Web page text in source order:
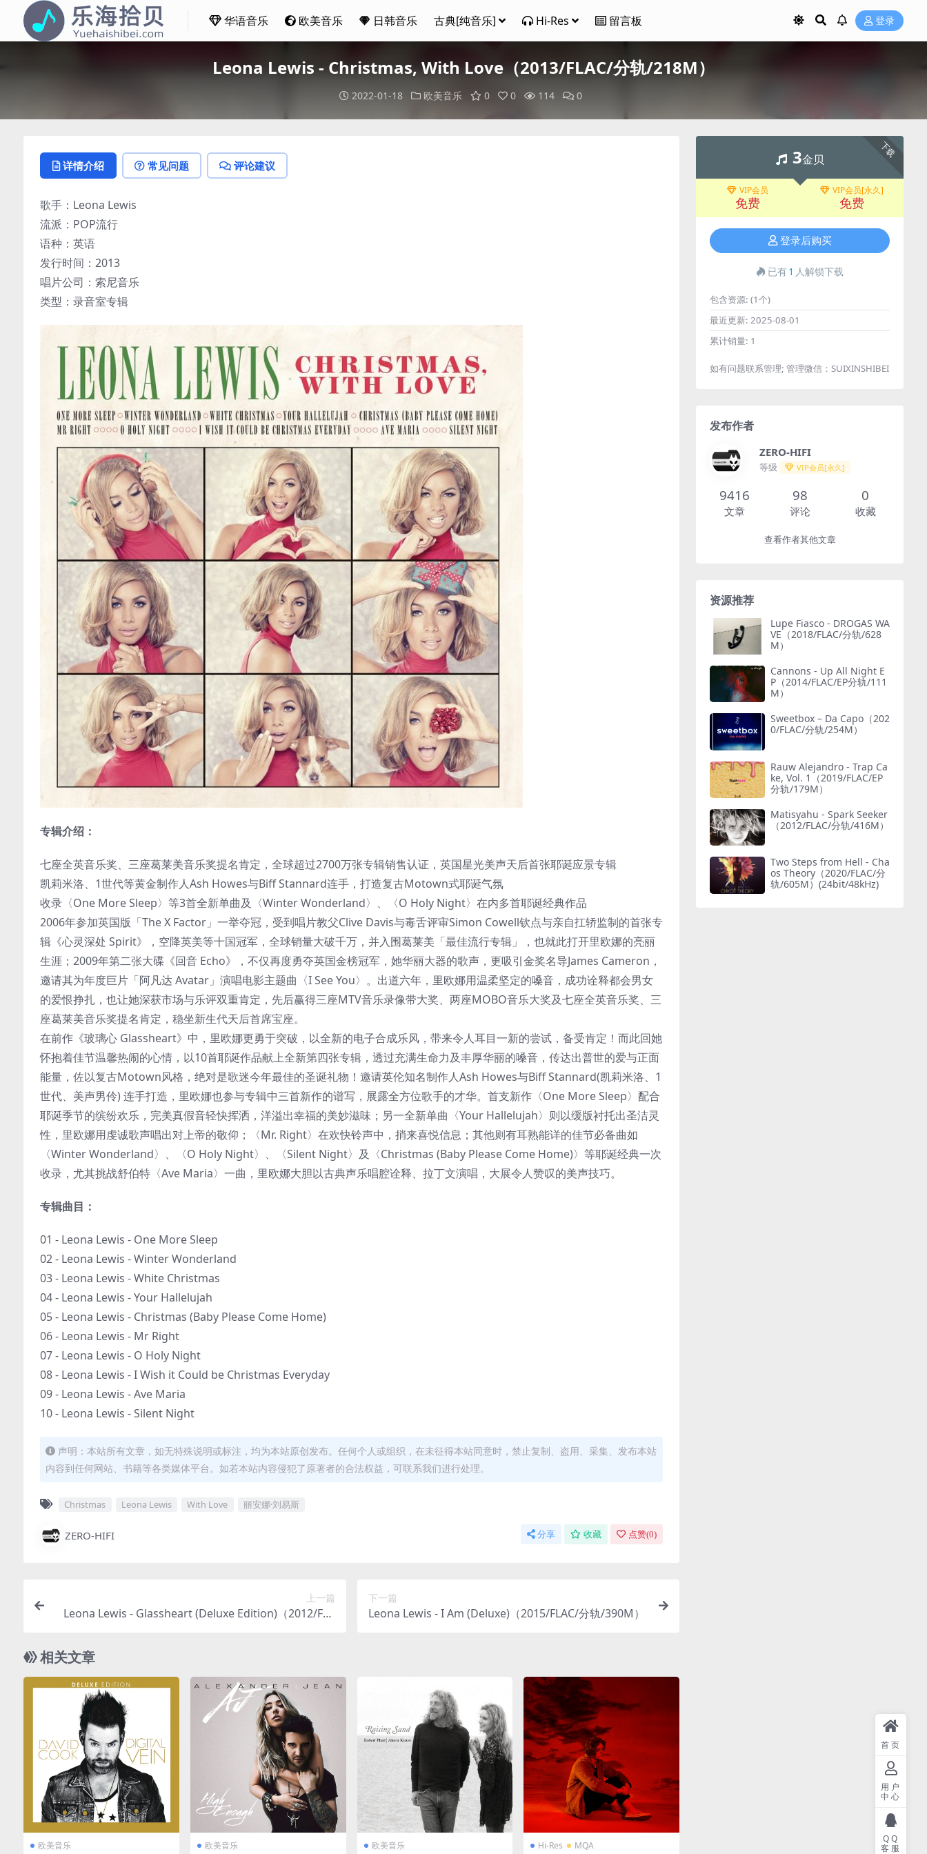
华语音乐 欧美音乐 日韩音乐 古典[纯音乐] Hi-Res 留言板 登录
Leona Lewis - Christmas, With Love（2013/FLAC/分轨/218M）
2022-01-18 欧美音乐 0 0 114 0
详情介绍 常见问题 评论建议
歌手：Leona Lewis
流派：POP流行
语种：英语
发行时间：2013
唱片公司：索尼音乐
类型：录音室专辑
专辑介绍：
七座全英音乐奖、三座葛莱美音乐奖提名肯定，全球超过2700万张专辑销售认证，英国星光美声天后首张耶诞应景专辑
凯莉米洛、1世代等黄金制作人Ash Howes与Biff Stannard连手，打造复古Motown式耶诞气氛
收录〈One More Sleep〉等3首全新单曲及〈Winter Wonderland〉、〈O Holy Night〉在内多首耶诞经典作品
2006年参加英国版「The X Factor」一举夺冠，受到唱片教父Clive Davis与毒舌评审Simon Cowell钦点与亲自扛轿监制的首张专
辑《心灵深处 Spirit》，空降英美等十国冠军，全球销量大破千万，并入围葛莱美「最佳流行专辑」，也就此打开里欧娜的亮丽
生涯；2009年第二张大碟《回音 Echo》，不仅再度勇夺英国金榜冠军，她华丽大器的歌声，更吸引金奖名导James Cameron，
邀请其为年度巨片「阿凡达 Avatar」演唱电影主题曲〈I See You〉。出道六年，里欧娜用温柔坚定的嗓音，成功诠释都会男女
的爱恨挣扎，也让她深获市场与乐评双重肯定，先后赢得三座MTV音乐录像带大奖、两座MOBO音乐大奖及七座全英音乐奖、三
座葛莱美音乐奖提名肯定，稳坐新生代天后首席宝座。
在前作《玻璃心 Glassheart》中，里欧娜更勇于突破，以全新的电子合成乐风，带来令人耳目一新的尝试，备受肯定！而此回她
怀抱着佳节温馨热闹的心情，以10首耶诞作品献上全新第四张专辑，透过充满生命力及丰厚华丽的嗓音，传达出普世的爱与正面
能量，佐以复古Motown风格，绝对是歌迷今年最佳的圣诞礼物！邀请英伦知名制作人Ash Howes与Biff Stannard(凯莉米洛、1
世代、美声男伶) 连手打造，里欧娜也参与专辑中三首新作的谱写，展露全方位歌手的才华。首支新作〈One More Sleep〉配合
耶诞季节的缤纷欢乐，完美真假音轻快挥洒，洋溢出幸福的美妙滋味；另一全新单曲〈Your Hallelujah〉则以缓版衬托出圣洁灵
性，里欧娜用虔诚歌声唱出对上帝的敬仰；〈Mr. Right〉在欢快铃声中，捎来喜悦信息；其他则有耳熟能详的佳节必备曲如
〈Winter Wonderland〉、〈O Holy Night〉、〈Silent Night〉及〈Christmas (Baby Please Come Home)〉等耶诞经典一次
收录，尤其挑战舒伯特〈Ave Maria〉一曲，里欧娜大胆以古典声乐唱腔诠释、拉丁文演唱，大展令人赞叹的美声技巧。
专辑曲目：
01 - Leona Lewis - One More Sleep
02 - Leona Lewis - Winter Wonderland
03 - Leona Lewis - White Christmas
04 - Leona Lewis - Your Hallelujah
05 - Leona Lewis - Christmas (Baby Please Come Home)
06 - Leona Lewis - Mr Right
07 - Leona Lewis - O Holy Night
08 - Leona Lewis - I Wish it Could be Christmas Everyday
09 - Leona Lewis - Ave Maria
10 - Leona Lewis - Silent Night
声明：本站所有文章，如无特殊说明或标注，均为本站原创发布。任何个人或组织，在未征得本站同意时，禁止复制、盗用、采集、发布本站
内容到任何网站、书籍等各类媒体平台。如若本站内容侵犯了原著者的合法权益，可联系我们进行处理。
Christmas Leona Lewis With Love 丽安娜·刘易斯
ZERO-HIFI 分享 收藏 点赞(0)
上一篇
Leona Lewis - Glassheart (Deluxe Edition)（2012/FLA
下一篇
Leona Lewis - I Am (Deluxe)（2015/FLAC/分轨/390M）
相关文章
欧美音乐 欧美音乐 欧美音乐 Hi-Res MQA
下载
3金贝
VIP会员
免费
VIP会员[永久]
免费
登录后购买
已有1 人解锁下载
包含资源: (1个)
最近更新: 2025-08-01
累计销量: 1
如有问题联系管理; 管理微信：SUIXINSHIBEI
发布作者
ZERO-HIFI
等级 VIP会员[永久]
9416
文章
98
评论
0
收藏
查看作者其他文章
资源推荐
Lupe Fiasco - DROGAS WA
VE（2018/FLAC/分轨/628
M）
Cannons - Up All Night E
P（2014/FLAC/EP分轨/111
M）
Sweetbox – Da Capo（202
0/FLAC/分轨/254M）
Rauw Alejandro - Trap Ca
ke, Vol. 1（2019/FLAC/EP
分轨/179M）
Matisyahu - Spark Seeker
（2012/FLAC/分轨/416M）
Two Steps from Hell - Cha
os Theory（2020/FLAC/分
轨/605M）(24bit/48kHz)
首页
用户
中心
QQ
客服